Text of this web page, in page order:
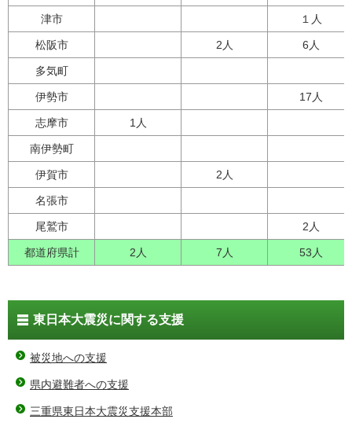
津市 １人
松阪市 2人 6人
多気町
伊勢市 17人
志摩市 1人
南伊勢町
伊賀市 2人
名張市
尾鷲市 2人
都道府県計 2人 7人 53人
東日本大震災に関する支援
被災地への支援
県内避難者への支援
三重県東日本大震災支援本部